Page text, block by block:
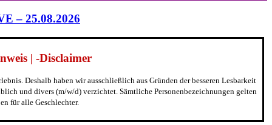
– 25.08.2026
| -Disclaimer
Deshalb haben wir ausschließlich aus Gründen der besseren Lesbarkeit
und divers (m/w/d) verzichtet. Sämtliche Personenbezeichnungen gelten
für alle Geschlechter.